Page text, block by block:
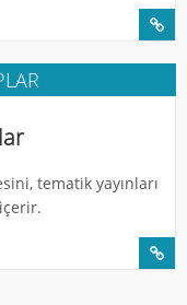
tematik yayınları